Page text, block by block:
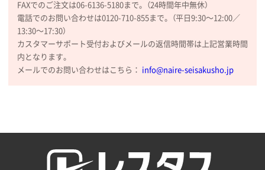
大阪府のお客様
厚手コットンマチ付トートL ナチュラル(A4対応)
200枚
2025年12月25日 13:33
いつもきちんとしてる。
FAXでのご注文は06-6136-5180まで。（24時間年中無休）
電話でのお問い合わせは0120-710-855まで。（平日9:30〜12:00／
13:30〜17:30）
カスタマーサポート受付およびメールの返信時間帯は上記営業時間
内となります。
メールでのお問い合わせはこちら： info@naire-seisakusho.jp